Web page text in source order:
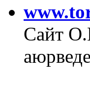
Сайт
аюрведе